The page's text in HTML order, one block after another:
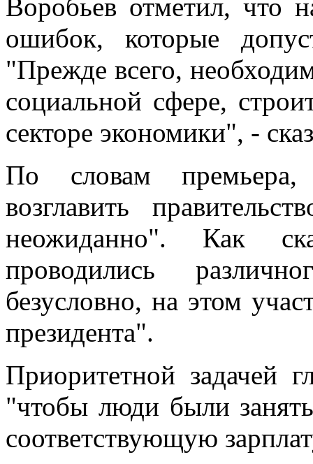
Воробьев отметил, что
ошибок, которые
"Прежде всего,
социальной сфере,
секторе экономики", -
По словам
возглавить
неожиданно". Как
проводились
безусловно, на этом
президента".
Приоритетной задачей
"чтобы люди были
соответствующую